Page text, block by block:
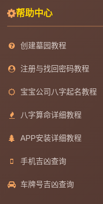
帮助中心
创建墓园教程
注册与找回密码教程
宝宝公司八字起名教程
八字算命详细教程
APP安装详细教程
手机吉凶查询
车牌号吉凶查询